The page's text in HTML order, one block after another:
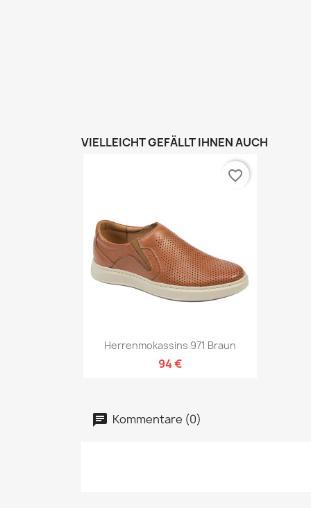
VIELLEICHT GEFÄLLT IHNEN AUCH
Vorschau
Herrenmokassins 971 Braun
94 €
favorite_border
Kommentare (0)